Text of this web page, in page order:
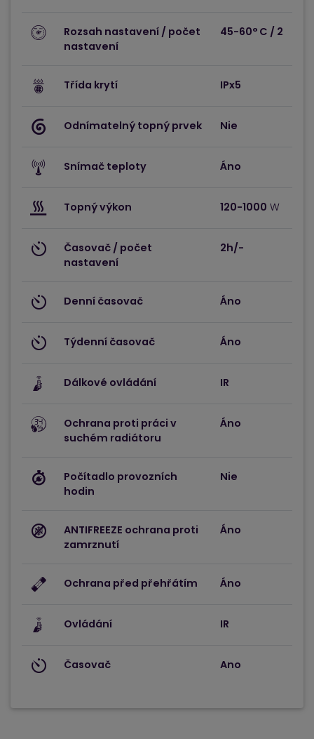
Rozsah nastavení / počet
nastavení
45-60° C / 2
Třída krytí IPx5
Odnímatelný topný prvek Nie
Snímač teploty Áno
Topný výkon 120-1000 W
Časovač / počet
nastavení
2h/-
Denní časovač Áno
Týdenní časovač Áno
Dálkové ovládání IR
Ochrana proti práci v
suchém radiátoru
Áno
Počítadlo provozních
hodin
Nie
ANTIFREEZE ochrana proti
zamrznutí
Áno
Ochrana před přehřátím Áno
Ovládání IR
Časovač Ano